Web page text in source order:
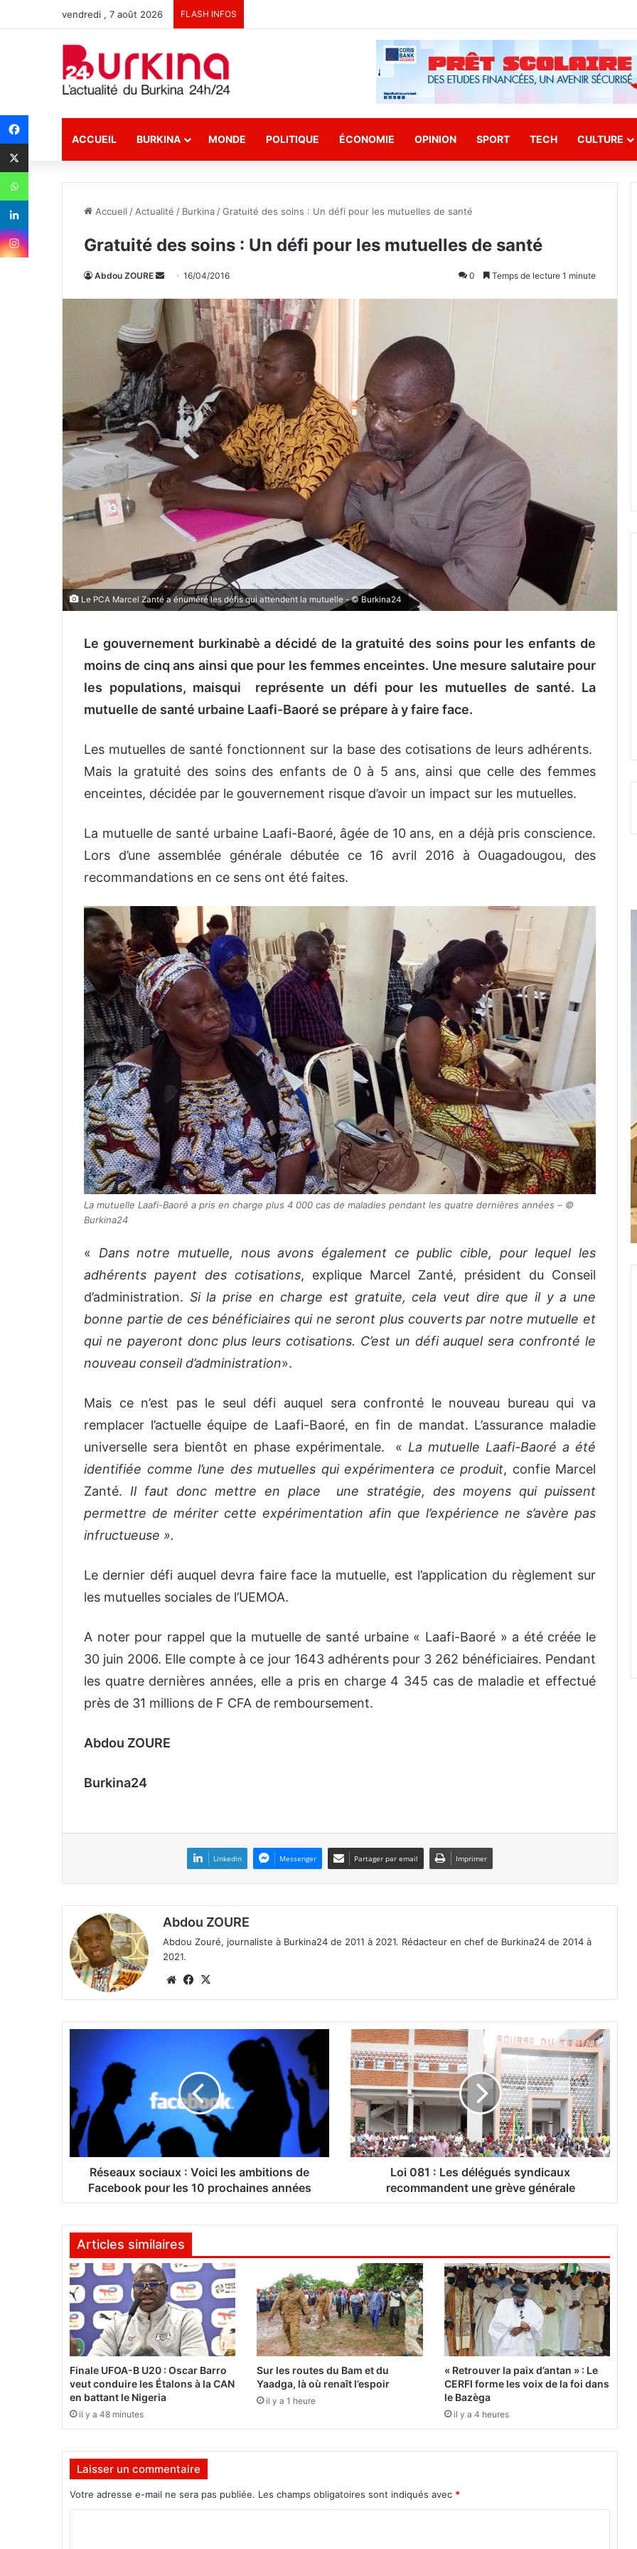
vendredi , 7 août 2026 FLASH INFOS
ACCUEIL BURKINA MONDE POLITIQUE ÉCONOMIE OPINION SPORT TECH CULTURE
Accueil / Actualité / Burkina /Gratuité des soins : Un défi pour les mutuelles de santé
Gratuité des soins : Un défi pour les mutuelles de santé
Abdou ZOURE
v
o
y
e
r
u
n
c
o
u
i
16/04/2016 0 Temps de lecture 1 minute
Le PCA Marcel Zanté a énuméré les défis qui attendent la mutuelle - © Burkina24
Le gouvernement burkinabè a décidé de la gratuité des soins pour les enfants de
moins de cinq ans ainsi que pour les femmes enceintes. Une mesure salutaire pour
les populations, maisqui représente un défi pour les mutuelles de santé. La
mutuelle de santé urbaine Laafi-Baoré se prépare à y faire face.
Les mutuelles de santé fonctionnent sur la base des cotisations de leurs adhérents.
Mais la gratuité des soins des enfants de 0 à 5 ans, ainsi que celle des femmes
enceintes, décidée par le gouvernement risque d’avoir un impact sur les mutuelles.
La mutuelle de santé urbaine Laafi-Baoré, âgée de 10 ans, en a déjà pris conscience.
Lors d’une assemblée générale débutée ce 16 avril 2016 à Ouagadougou, des
recommandations en ce sens ont été faites.
La mutuelle Laafi-Baoré a pris en charge plus 4 000 cas de maladies pendant les quatre dernières années – ©
Burkina24
« Dans notre mutuelle, nous avons également ce public cible, pour lequel les
adhérents payent des cotisations, explique Marcel Zanté, président du Conseil
d’administration. Si la prise en charge est gratuite, cela veut dire que il y a une
bonne partie de ces bénéficiaires qui ne seront plus couverts par notre mutuelle et
qui ne payeront donc plus leurs cotisations. C’est un défi auquel sera confronté le
nouveau conseil d’administration».
Mais ce n’est pas le seul défi auquel sera confronté le nouveau bureau qui va
remplacer l’actuelle équipe de Laafi-Baoré, en fin de mandat. L’assurance maladie
universelle sera bientôt en phase expérimentale. « La mutuelle Laafi-Baoré a été
identifiée comme l’une des mutuelles qui expérimentera ce produit, confie Marcel
Zanté. Il faut donc mettre en place une stratégie, des moyens qui puissent
permettre de mériter cette expérimentation afin que l’expérience ne s’avère pas
infructueuse ».
Le dernier défi auquel devra faire face la mutuelle, est l’application du règlement sur
les mutuelles sociales de l’UEMOA.
A noter pour rappel que la mutuelle de santé urbaine « Laafi-Baoré » a été créée le
30 juin 2006. Elle compte à ce jour 1643 adhérents pour 3 262 bénéficiaires. Pendant
les quatre dernières années, elle a pris en charge 4 345 cas de maladie et effectué
près de 31 millions de F CFA de remboursement.
Abdou ZOURE
Burkina24
Linkedin Messenger Partager par email Imprimer
Abdou ZOURE
Abdou Zouré, journaliste à Burkina24 de 2011 à 2021. Rédacteur en chef de Burkina24 de 2014 à
2021.
We
bsi
Fa
ce
ok
u
x
o
a
x
V
o
i
c
i
l
s
a
m
b
i
s
Réseaux sociaux : Voici les ambitions de
Facebook pour les 10 prochaines années
L
o
i
0
8
1
L
e
é
u
s
s
y
n
d
c
e
m
Loi 081 : Les délégués syndicaux
recommandent une grève générale
Articles similaires
Finale UFOA-B U20 : Oscar Barro
veut conduire les Étalons à la CAN
en battant le Nigeria
il y a 48 minutes
Sur les routes du Bam et du
Yaadga, là où renaît l’espoir
il y a 1 heure
« Retrouver la paix d’antan » : Le
CERFI forme les voix de la foi dans
le Bazèga
il y a 4 heures
Laisser un commentaire
Votre adresse e-mail ne sera pas publiée. Les champs obligatoires sont indiqués avec *